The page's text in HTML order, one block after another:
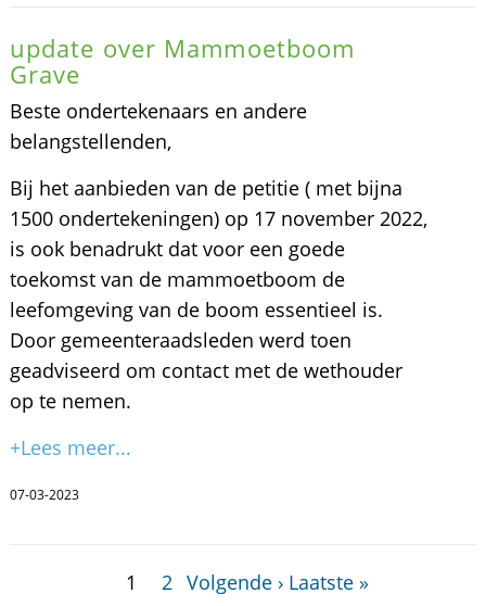
update over Mammoetboom
Grave
Beste ondertekenaars en andere
belangstellenden,
Bij het aanbieden van de petitie ( met bijna
1500 ondertekeningen) op 17 november 2022,
is ook benadrukt dat voor een goede
toekomst van de mammoetboom de
leefomgeving van de boom essentieel is.
Door gemeenteraadsleden werd toen
geadviseerd om contact met de wethouder
op te nemen.
+Lees meer...
07-03-2023
1 2 Volgende › Laatste »